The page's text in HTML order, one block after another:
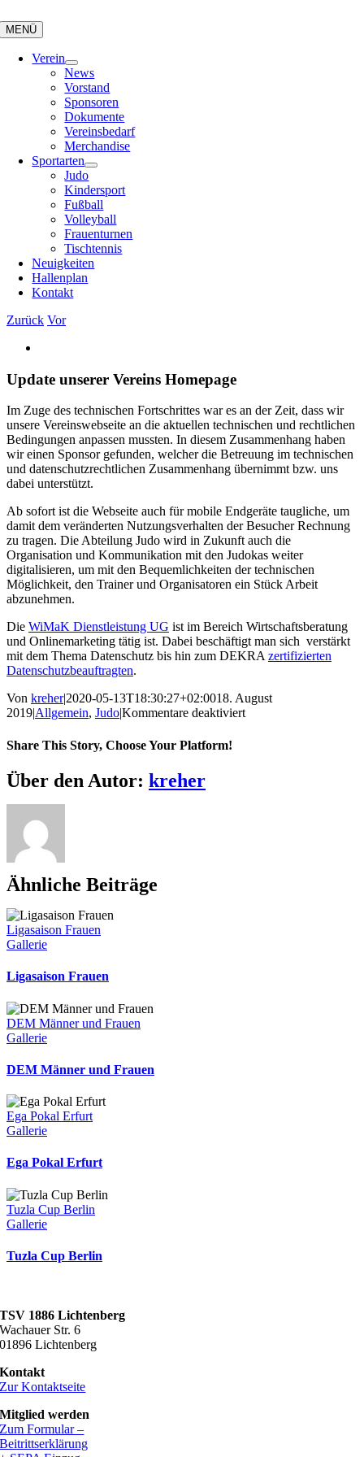
Inhalt
springen
MENÜ
Verein
News
Vorstand
Sponsoren
Dokumente
Vereinsbedarf
Merchandise
Sportarten
Judo
Kindersport
Fußball
Volleyball
Frauenturnen
Tischtennis
Neuigkeiten
Hallenplan
Kontakt
Zurück Vor
Bild
Update unserer Vereins Homepage
Im Zuge des technischen Fortschrittes war es an der Zeit, dass wir
unsere Vereinswebseite an die aktuellen technischen und rechtlichen
Bedingungen anpassen mussten. In diesem Zusammenhang haben
wir einen Sponsor gefunden, welcher die Betreuung im technischen
und datenschutzrechtlichen Zusammenhang übernimmt bzw. uns
dabei unterstützt.
Ab sofort ist die Webseite auch für mobile Endgeräte taugliche, um
damit dem veränderten Nutzungsverhalten der Besucher Rechnung
zu tragen. Die Abteilung Judo wird in Zukunft auch die
Organisation und Kommunikation mit den Judokas weiter
digitalisieren, um mit den Bequemlichkeiten der technischen
Möglichkeit, den Trainer und Organisatoren ein Stück Arbeit
abzunehmen.
Die WiMaK Dienstleistung UG ist im Bereich Wirtschaftsberatung
und Onlinemarketing tätig ist. Dabei beschäftigt man sich verstärkt
mit dem Thema Datenschutz bis hin zum DEKRAzertifizierten
Datenschutzbeauftragten.
Von kreher|2020-05-13T18:30:27+02:0018. August
2019|Allgemein, Judo|Kommentare deaktiviertfür
Share This Story, Choose Your Platform!
Facebook
X
Reddit
LinkedIn
WhatsApp
Telegram
Tumblr
Pinterest
Vk
Xing
E-
Mail
Über den Autor: kreher
Ähnliche Beiträge
Ligasaison Frauen
Gallerie
Ligasaison Frauen
DEM Männer und Frauen
Gallerie
DEM Männer und Frauen
Ega Pokal Erfurt
Gallerie
Ega Pokal Erfurt
Tuzla Cup Berlin
Gallerie
Tuzla Cup Berlin
TSV 1886 Lichtenberg
Wachauer Str. 6
01896 Lichtenberg
Kontakt
Zur Kontaktseite
Mitglied werden
Zum Formular –
Beitrittserklärung